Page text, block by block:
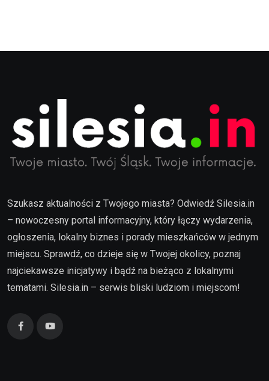
Szukasz aktualności z Twojego miasta? Odwiedź Silesia.in
– nowoczesny portal informacyjny, który łączy wydarzenia,
ogłoszenia, lokalny biznes i porady mieszkańców w jednym
miejscu. Sprawdź, co dzieje się w Twojej okolicy, poznaj
najciekawsze inicjatywy i bądź na bieżąco z lokalnymi
tematami. Silesia.in – serwis bliski ludziom i miejscom!